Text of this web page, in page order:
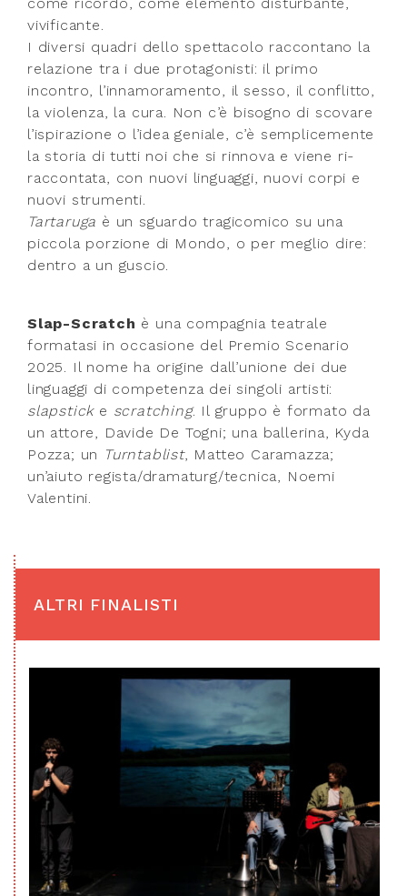
vivificante.
I diversi quadri dello spettacolo raccontano la
relazione tra i due protagonisti: il primo
incontro, l’innamoramento, il sesso, il conflitto,
la violenza, la cura. Non c’è bisogno di scovare
l’ispirazione o l’idea geniale, c’è semplicemente
la storia di tutti noi che si rinnova e viene ri-
raccontata, con nuovi linguaggi, nuovi corpi e
nuovi strumenti.
Tartaruga è un sguardo tragicomico su una
piccola porzione di Mondo, o per meglio dire:
dentro a un guscio.
Slap-Scratch è una compagnia teatrale
formatasi in occasione del Premio Scenario
2025. Il nome ha origine dall’unione dei due
linguaggi di competenza dei singoli artisti:
slapsticke scratching. Il gruppo è formato da
un attore, Davide De Togni; una ballerina, Kyda
Pozza; un Turntablist, Matteo Caramazza;
un’aiuto regista/dramaturg/tecnica, Noemi
Valentini.
ALTRI FINALISTI